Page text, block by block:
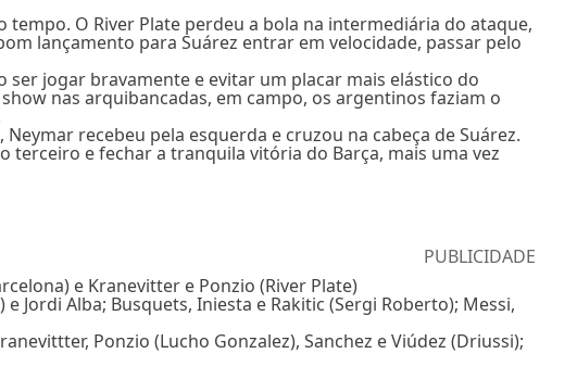
O River Plate perdeu a bola na intermediária do ataque,
lançamento para Suárez entrar em velocidade, passar pelo
jogar bravamente e evitar um placar mais elástico do
nas arquibancadas, em campo, os argentinos faziam o
recebeu pela esquerda e cruzou na cabeça de Suárez.
e fechar a tranquila vitória do Barça, mais uma vez
PUBLICIDADE
e Kranevitter e Ponzio (River Plate)
Jordi Alba; Busquets, Iniesta e Rakitic (Sergi Roberto); Messi,
Ponzio (Lucho Gonzalez), Sanchez e Viúdez (Driussi);